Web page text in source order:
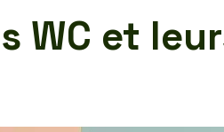
WC et